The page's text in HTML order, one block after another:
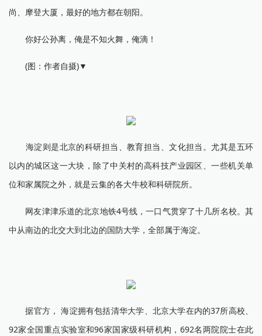
尚、摩登大厦，最好的地方都在朝阳。
你好公孙离，俺是不知火舞，俺滴！
(图：作者自摄)▼
海淀则是北京的科研担当、教育担当、文化担当。尤其是五环
以内的城区这一大块，除了中关村的高科技产业园区、一些机关单
位和家属院之外，就是云集的各大牛校和科研院所。
网友津津乐道的北京地铁4号线，一口气贯穿了十几所名校。其
中从南边的北交大到北边的国防大学，全部属于海淀。
据官方， 海淀拥有包括清华大学、北京大学在内的37所高校、
92家全国重点实验室和96家国家级科研机构，692名两院院士在此